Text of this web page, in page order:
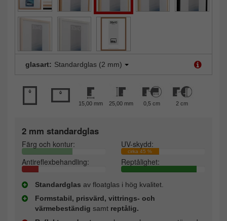
glasart: Standardglas (2 mm)
15,00 mm 25,00 mm 0,5 cm 2 cm
2 mm standardglas
Färg och kontur: UV-skydd:
cirka 45 %
Antireflexbehandling: Reptålighet:
Standardglas av floatglas i hög kvalitet.
Formstabil, prisvärd, vittrings- och
värmebeständig samt reptålig.